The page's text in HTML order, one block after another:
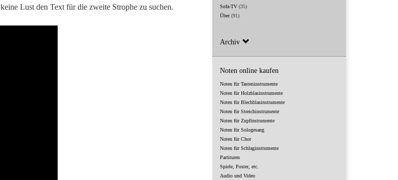
Lust den Text für die zweite Strophe zu suchen.
Sofa-TV(35)
Über(91)
Archiv
Noten online kaufen
Noten für Tasteninstrumente
Noten für Holzblasinstrumente
Noten für Blechblasinstrumente
Noten für Streichinstrumente
Noten für Zupfinstrumente
Noten für Sologesang
Noten für Chor
Noten für Schlaginstrumente
Partituren
Spiele, Poster, etc.
Audio und Video